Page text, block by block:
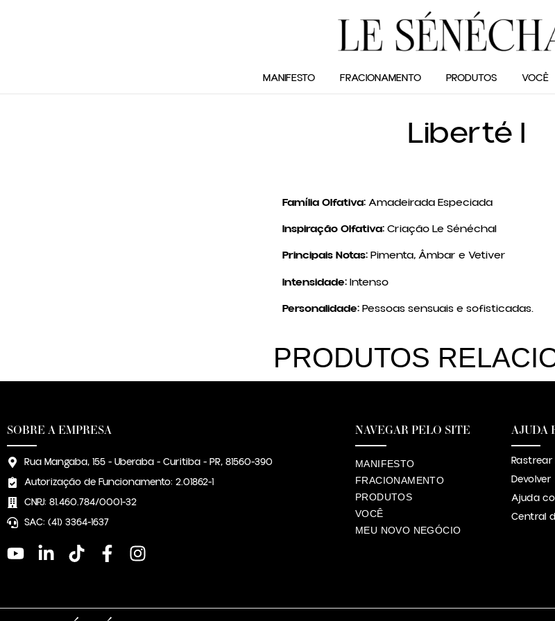
MANIFESTO FRACIONAMENTO PRODUTOS VOCÊ
Liberté I
Família Olfativa:Amadeirada Especiada
Inspiração Olfativa:Criação Le Sénéchal
Principais Notas:Pimenta, Âmbar e Vetiver
Intensidade:Intenso
Personalidade:Pessoas sensuais e sofisticadas.
PRODUTOS
SOBRE A EMPRESA
Rua Mangaba, 155 - Uberaba - Curitiba - PR, 81560-390
Autorização de Funcionamento: 2.01862-1
CNPJ: 81.460.784/0001-32
SAC: (41) 3364-1637
NAVEGAR PELO SITE
MANIFESTO
FRACIONAMENTO
PRODUTOS
VOCÊ
MEU NOVO NEGÓCIO
AJUDA
Ajuda
Central